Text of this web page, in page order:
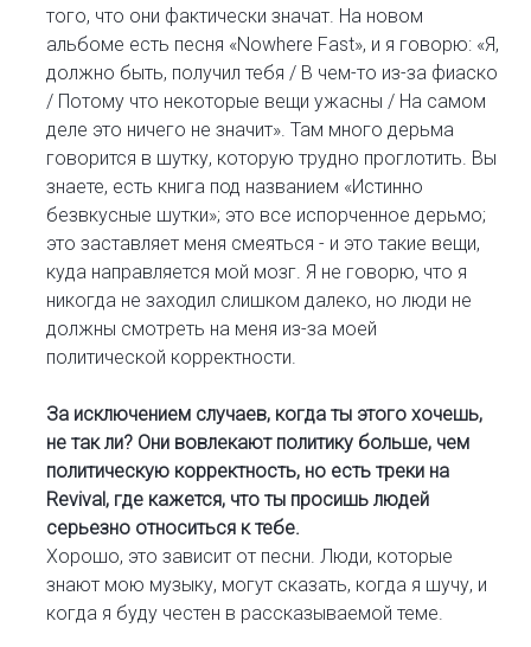
того, что они фактически значат. На новом
альбоме есть песня «Nowhere Fast», и я говорю: «Я,
должно быть, получил тебя / В чем-то из-за фиаско
/ Потому что некоторые вещи ужасны / На самом
деле это ничего не значит». Там много дерьма
говорится в шутку, которую трудно проглотить. Вы
знаете, есть книга под названием «Истинно
безвкусные шутки»; это все испорченное дерьмо;
это заставляет меня смеяться - и это такие вещи,
куда направляется мой мозг. Я не говорю, что я
никогда не заходил слишком далеко, но люди не
должны смотреть на меня из-за моей
политической корректности.
За исключением случаев, когда ты этого хочешь,
не так ли? Они вовлекают политику больше, чем
политическую корректность, но есть треки на
Revival, где кажется, что ты просишь людей
серьезно относиться к тебе.
Хорошо, это зависит от песни. Люди, которые
знают мою музыку, могут сказать, когда я шучу, и
когда я буду честен в рассказываемой теме.